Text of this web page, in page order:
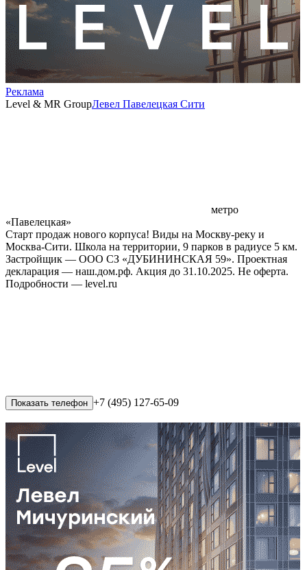
Реклама
Level & MR GroupЛевел Павелецкая Сити
метро
«Павелецкая»
Старт продаж нового корпуса! Виды на Москву-реку и
Москва-Сити. Школа на территории, 9 парков в радиусе 5 км.
Застройщик — ООО СЗ «ДУБИНИНСКАЯ 59». Проектная
декларация — наш.дом.рф. Акция до 31.10.2025. Не оферта.
Подробности — level.ru
Показать телефон +7 (495) 127-65-09